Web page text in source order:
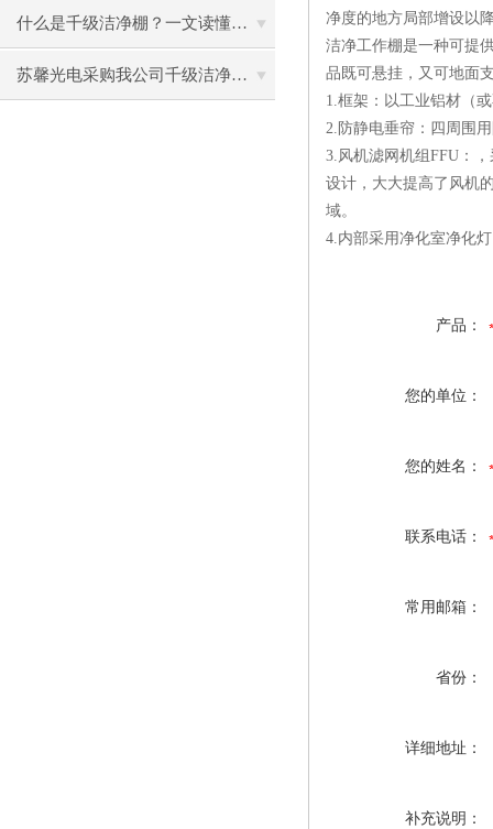
什么是千级洁净棚？一文读懂其结构特点与局部净化优势
苏馨光电采购我公司千级洁净棚普通工作台一批（7月07日）已顺利交货
净度的地方局部增设以
洁净工作棚是一种可提
品既可悬挂，又可地面
1.框架：以工业铝材（
2.防静电垂帘：四周围
3.风机滤网机组FFU：
设计，大大提高了风机
域。
4.内部采用净化室净化
产品：
您的单位：
您的姓名：
联系电话：
常用邮箱：
省份：
详细地址：
补充说明：